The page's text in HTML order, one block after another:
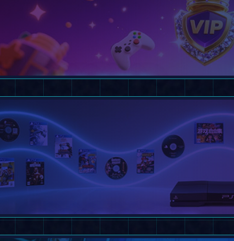
会员专享服务
不限次数、全集下载特权、专属响应
开通会员
游戏合集全集下载